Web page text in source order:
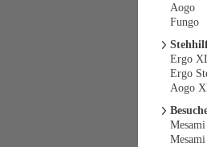
Aogo
Fungo
Ergo
Ergo
Aogo